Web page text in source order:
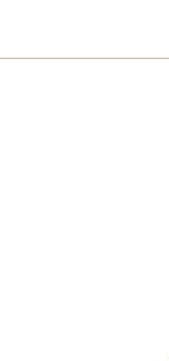
Z